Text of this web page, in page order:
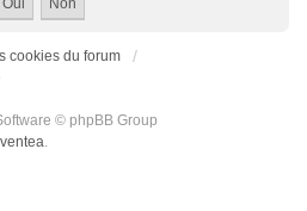
cookies du forum
© phpBB Group
.